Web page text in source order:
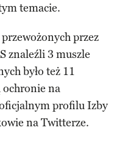
temacie.
przez
znaleźli 3 muszle
było też 11
ochronie na
profilu Izby
na Twitterze.